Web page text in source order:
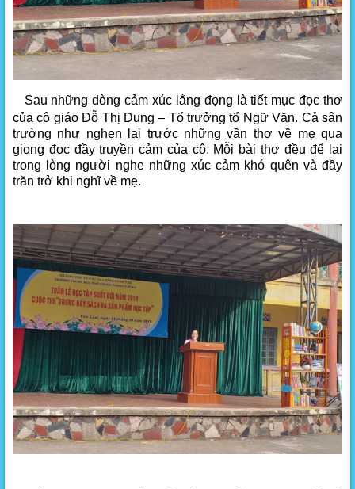
Sau những dòng cảm xúc lắng đọng là tiết mục đọc thơ
của cô giáo Đỗ Thị Dung – Tổ trưởng tổ Ngữ Văn. Cả sân
trường như nghẹn lại trước những vần thơ về mẹ qua
giọng đọc đầy truyền cảm của cô. Mỗi bài thơ đều để lại
trong lòng người nghe những xúc cảm khó quên và đầy
trăn trở khi nghĩ về mẹ.